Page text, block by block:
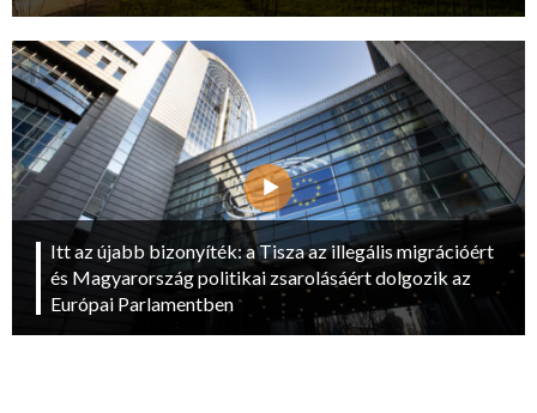
Itt az újabb bizonyíték: a Tisza az illegális migrációért
és Magyarország politikai zsarolásáért dolgozik az
Európai Parlamentben